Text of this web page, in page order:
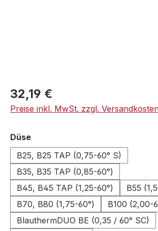
Regulärer Preis:
32,19 €
Preise inkl. MwSt. zzgl.
Düseauswählen
B25, B25 TAP (0,75-60° S)
B35, B35 TAP (0,85-60°)
B45, B45 TAP (1,25-60°)
B55
B70, B80 (1,75-60°)
B100 (2,00-
BlauthermDUO BE (0,35 / 60° SC)